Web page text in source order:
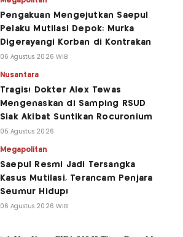
Pengakuan Mengejutkan Saepul
Pelaku Mutilasi Depok: Murka
Digerayangi Korban di Kontrakan
06 Agustus 2026 WIB
Nusantara
Tragis! Dokter Alex Tewas
Mengenaskan di Samping RSUD
Siak Akibat Suntikan Rocuronium
05 Agustus 2026
Megapolitan
Saepul Resmi Jadi Tersangka
Kasus Mutilasi, Terancam Penjara
Seumur Hidup!
06 Agustus 2026 WIB